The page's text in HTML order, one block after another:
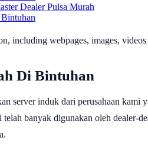
Dealer Pulsa Murah
including webpages, images,
Di Bintuhan
server induk dari perusahaan kami
banyak digunakan oleh dealer-